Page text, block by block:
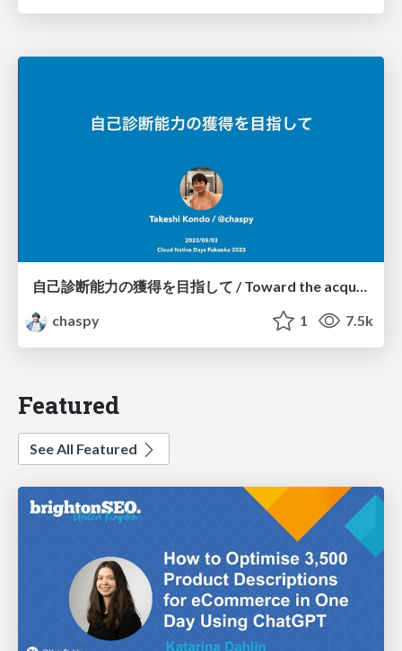
自己診断能力の獲得を目指して / Toward the acquisition of self-diagnostic skills
chaspy
1 7.5k
Featured
See All Featured